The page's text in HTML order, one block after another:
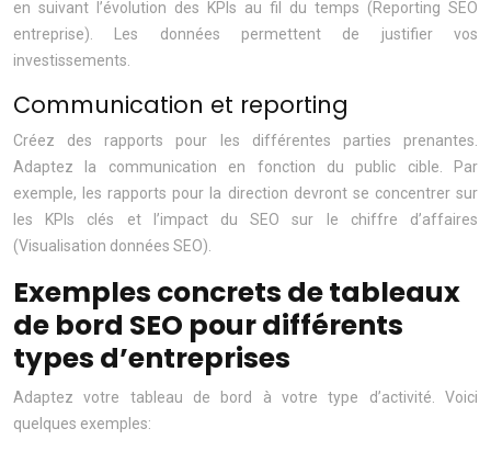
en suivant l’évolution des KPIs au fil du temps (Reporting SEO
entreprise). Les données permettent de justifier vos
investissements.
Communication et reporting
Créez des rapports pour les différentes parties prenantes.
Adaptez la communication en fonction du public cible. Par
exemple, les rapports pour la direction devront se concentrer sur
les KPIs clés et l’impact du SEO sur le chiffre d’affaires
(Visualisation données SEO).
Exemples concrets de tableaux
de bord SEO pour différents
types d’entreprises
Adaptez votre tableau de bord à votre type d’activité. Voici
quelques exemples: